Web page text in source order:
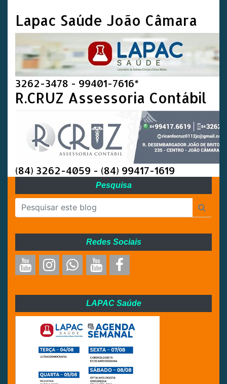
Lapac Saúde João Câmara
3262-3478 - 99401-7616*
R.CRUZ Assessoria Contábil
(84) 3262-4059 - (84) 99417-1619
Pesquisa
Redes Sociais
LAPAC Saúde